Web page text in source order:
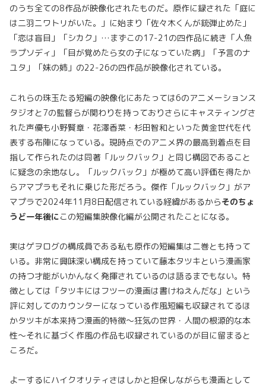
のうち全ての8作品が映像化されたものだ。原作に録された「庭に
は二羽ニワトリがいた。」に始まり「佐々木くんが銃弾止めた」
「恋は盲目」「シカク」…まずこの17-21の四作品に続き「人魚
ラプソディ」「目が覚めたら女の子になっていた病」「予言のナ
ユタ」「妹の姉」の22-26の四作品が映像化されている。
これらの珠玉たる短編の映像化にあたっては6のアニメーションス
タジオと7の監督らが関わりを持っておりさらにキャスティングさ
れた声優も小野賢章・花澤香菜・杉田智和といった黄金世代を代
表する布陣になっている。現時点でのアニメ界の最高到着点を目
指して作られたのは同著「ルックバック」と同じ構図であること
に疑念の余地なし。「ルックバック」が極めて高い評価を得たか
らアマプラもそれに乗じた形だろう。傑作「ルックバック」がア
マプラで2024年11月8日配信されている経緯があるからそのちょ
うど一年後にこの短編集映像化編が公開されたことになる。
実はゲヲログの構成員である私も原作の短編集は二巻とも持って
いる。非常に興味深い構成を持っていて藤本タツキという漫画家
の持つ才能がいかんなく発揮されているのは語るまでもない。特
徴としては「タツキにはフツーの漫画は書けねえんだな」という
評に対してのカウンターになっている作風短編も収録されてるほ
かタツキが本来持つ漫画的特徴～狂気の世界・人間の根源的な本
性～それに基づく作風の作品も収録されているのが目に留まると
ころだ。
よーするにハイクオリティさはしかと担保しながらも漫画として